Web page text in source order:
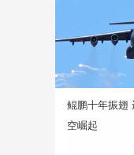
鲲鹏十年振翅
空崛起